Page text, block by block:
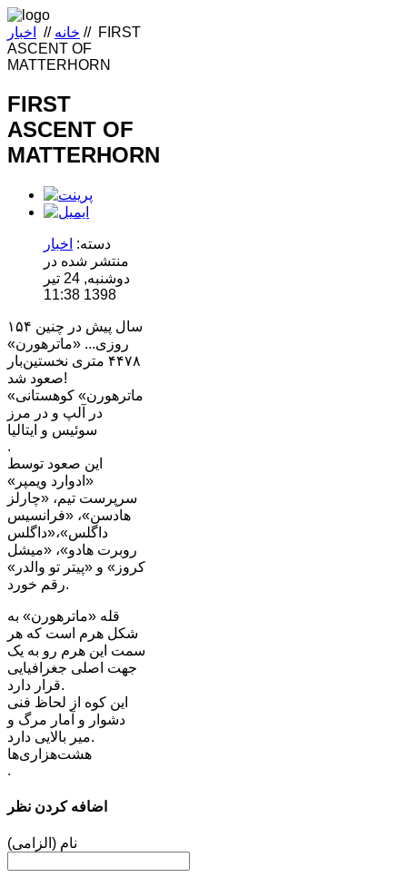
خانه // اخبار // FIRST
ASCENT OF
MATTERHORN
FIRST
ASCENT OF
MATTERHORN
دسته: اخبار
منتشر شده در
دوشنبه, 24 تیر
1398 11:38
۱۵۴ سال پیش در چنین
روزی... «ماترهورن»
۴۴۷۸ متری نخستین‌بار
صعود شد!
«ماترهورن» کوهستانی
در آلپ و در مرز
سوئیس و ایتالیا
.
این صعود توسط
«ادوارد ویمپر»
سرپرست تیم، «چارلز
هادسن»، «فرانسیس
داگلس»،«داگلس
روبرت هادو»، «میشل
کروز» و «پیتر تو والدر»
رقم خورد.
قله «ماترهورن» به
شکل هرم است که هر
سمت این هرم رو به یک
جهت اصلی جغرافیایی
قرار دارد.
این کوه از لحاظ فنی
دشوار و آمار مرگ و
میر بالایی دارد.
هشت‌هزاری‌ها
.
اضافه کردن نظر
نام (الزامی)